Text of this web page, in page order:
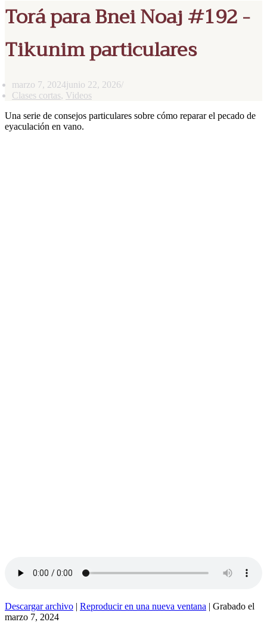
Torá para Bnei Noaj #192 -
Tikunim particulares
marzo 7, 2024junio 22, 2026
Clases cortas, Videos
Una serie de consejos particulares sobre cómo reparar el pecado de
eyaculación en vano.
Descargar archivo | Reproducir en una nueva ventana | Grabado el
marzo 7, 2024